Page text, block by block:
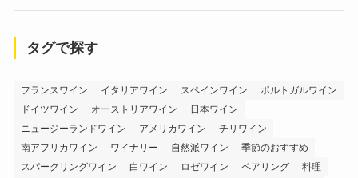
タグで探す
フランスワイン イタリアワイン スペインワイン
ポルトガルワイン
ドイツワイン
オーストリアワイン
日本ワイン
ニュージーランドワイン
アメリカワイン
チリワイン
南アフリカワイン
ワイナリー 自然派ワイン
季節のおすすめ
スパークリングワイン
白ワイン ロゼワイン ペアリング
料理